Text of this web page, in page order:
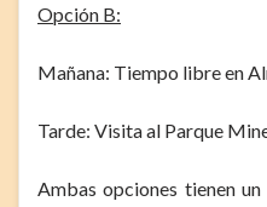
Opción B:
Mañana: Tiempo libre en
Tarde: Visita al Parque
Ambas opciones tienen